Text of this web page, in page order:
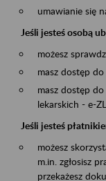
umawianie się
Jeśli jesteś osobą
możesz
masz dostęp
masz dostęp
lekarskich - e-
Jeśli jesteś
możesz
m.in. zgłosisz
przekażesz